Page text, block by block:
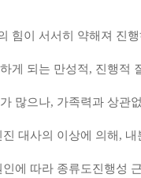
힘이 서서히 약해져 진
게 되는 만성적, 진행적
많으나, 가족력과 상관
대사의 이상에 의해,
에 따라 종류도진행성